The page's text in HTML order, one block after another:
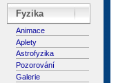
Fyzika
Animace
Aplety
Astrofyzika
Pozorování
Galerie